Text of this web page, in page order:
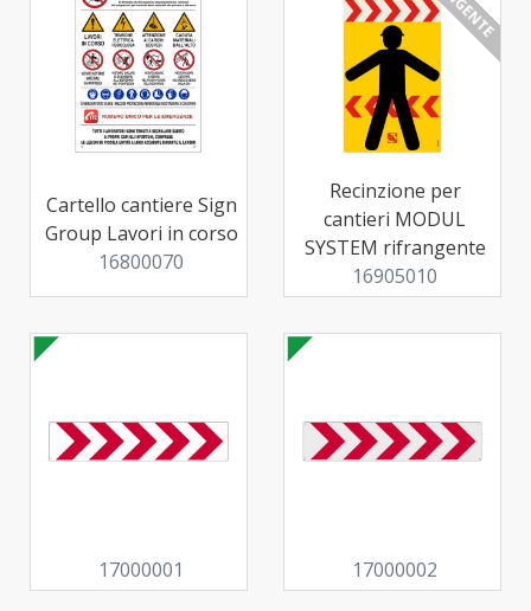
Cartello cantiere Sign
Group Lavori in corso
16800070
Recinzione per
cantieri MODUL
SYSTEM rifrangente
16905010
17000001 17000002